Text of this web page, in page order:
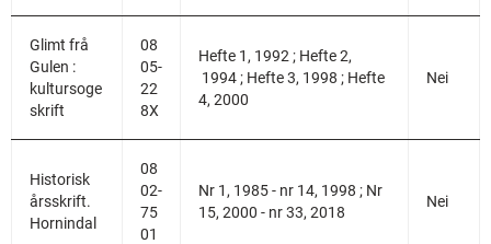
Glimt frå
Gulen :
kultursoge
skrift
08
05-
22
8X
Hefte 1, 1992 ; Hefte 2,
1994 ; Hefte 3, 1998 ; Hefte
4, 2000
Nei
Historisk
årsskrift.
Hornindal
08
02-
75
01
Nr 1, 1985 - nr 14, 1998 ; Nr
15, 2000 - nr 33, 2018
Nei